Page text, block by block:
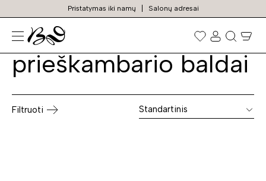
Pristatymas iki namų Salonų adresai
Prekių
paieška
Montuojami
prieškambario baldai
Filtruoti Standartinis